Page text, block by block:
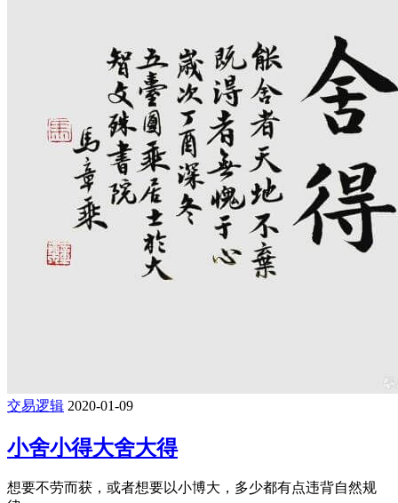
交易逻辑 2020-01-09
小舍小得大舍大得
想要不劳而获，或者想要以小博大，多少都有点违背自然规